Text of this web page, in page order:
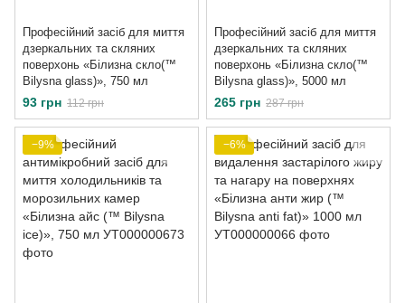
Професійний засіб для миття
дзеркальних та скляних
поверхонь «Білизна скло(™
Bilysna glass)», 750 мл
93 грн 112 грн
Професійний засіб для миття
дзеркальних та скляних
поверхонь «Білизна скло(™
Bilysna glass)», 5000 мл
265 грн 287 грн
−9% −6%